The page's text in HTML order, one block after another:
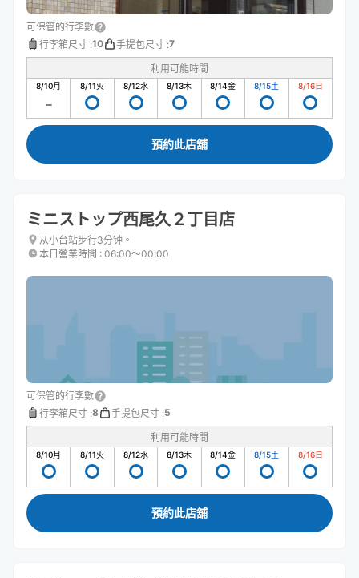
可保管的行李數
行李箱尺寸 :10 手提包尺寸 :7
利用可能時間
8/10月 8/11火 8/12水 8/13木 8/14金 8/15土 8/16日
預約此店舖
ミニストップ西尾久２丁目店
从小台站步行3分钟。
本日營業時間 : 06:00〜00:00
可保管的行李數
行李箱尺寸 :8 手提包尺寸 :5
利用可能時間
8/10月 8/11火 8/12水 8/13木 8/14金 8/15土 8/16日
預約此店舖